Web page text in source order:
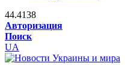
44.4138
Авторизация
Поиск
UA